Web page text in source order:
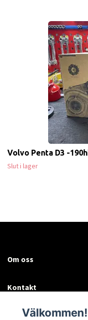
Volvo Penta D3 -
Slut i lager
Om oss
Kontakt
Mer information: